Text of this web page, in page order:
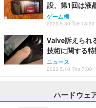
設、第1回は液
ゲーム機
2023.5.30 Tue 18:30
Valve訴えられ
技術に関する
ニュース
2023.5.18 Thu 7:00
ハードウェ